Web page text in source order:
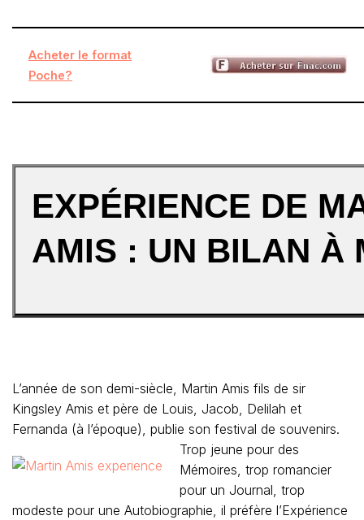
Acheter le format
Poche?
EXPÉRIENCE DE
AMIS : UN BILAN À
L’année de son demi-siècle, Martin Amis fils de sir
Kingsley Amis et père de Louis, Jacob, Delilah et
Fernanda (à l’époque), publie son festival de souvenirs.
Trop jeune pour des
Mémoires, trop romancier
pour un Journal, trop
modeste pour une Autobiographie, il préfère l’Expérience